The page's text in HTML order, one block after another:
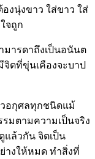
งนุ่งขาว ใส่ขาว ใส่
จถูก
ารดาถึงเป็นอนันต
จิตที่ขุ่นเคืองจะบาป
วอกุศลทุกชนิดแม้
มตามความเป็นจริง
แล้วกัน จิตเป็น
างให้หมด ทำสิ่งที่